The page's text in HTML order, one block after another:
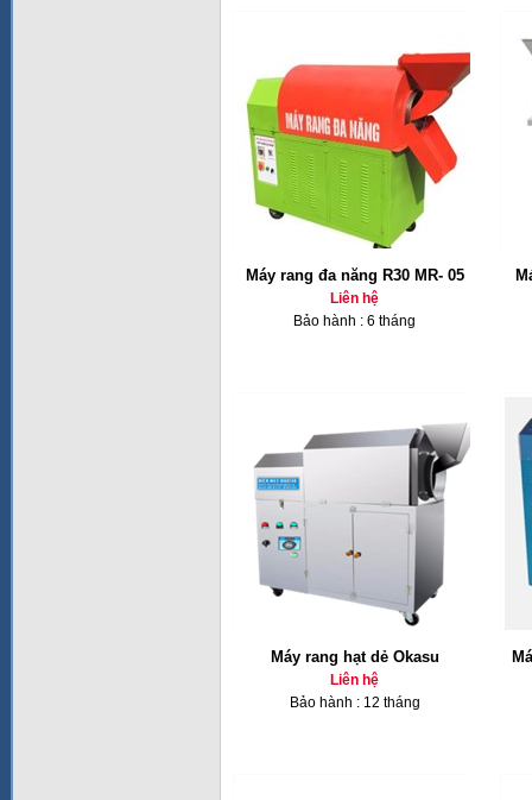
Máy rang đa năng R30 MR- 05
Liên hệ
Bảo hành : 6 tháng
Máy rang hạt dẻ Okasu
Liên hệ
Bảo hành : 12 tháng